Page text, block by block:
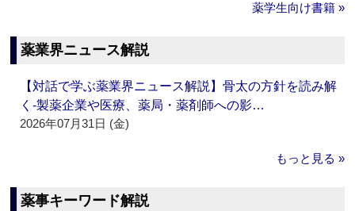
薬学生向け書籍 »
薬業界ニュース解説
【対話で学ぶ薬業界ニュース解説】骨太の方針を読み解
く‐製薬企業や医療、薬局・薬剤師への影…
2026年07月31日 (金)
もっと見る »
薬事キーワード解説